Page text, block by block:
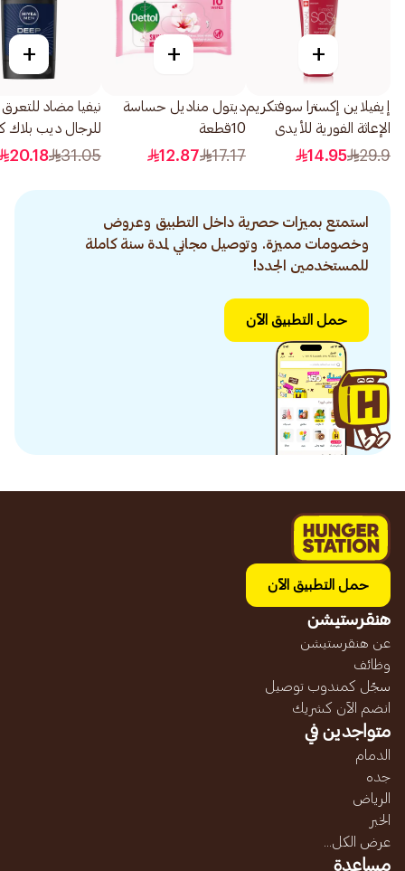
+
إيفيلاين إكسترا سوفتكريم
الإعاثة الفورية للأيدى
شديدة الجفاف100مل
29.9
14.95
+
ديتول مناديل حساسة
10قطعة
17.17
12.87
+
نيفيا مضاد
للرجال ديب بلاك
50مل
31.05
20.18
استمتع بميزات حصرية داخل التطبيق وعروض
وخصومات مميزة. وتوصيل مجاني لمدة سنة كاملة
للمستخدمين الجدد!
حمل التطبيق الآن
حمل التطبيق الآن
هنقرستيشن
عن هنقرستيشن
وظائف
سجّل كمندوب توصيل
انضم الآن كشريك
متواجدين في
الدمام
جده
الرياض
الخبر
عرض الكل...
مساعدة